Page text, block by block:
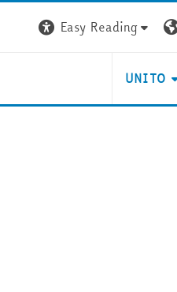
Easy Reading
UNITO